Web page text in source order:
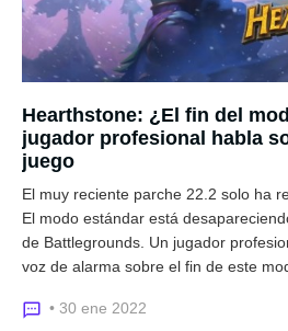
Hearthstone: ¿El fin del
jugador profesional habla
juego
El muy reciente parche 22.2 solo ha
El modo estándar está
de Battlegrounds. Un jugador
voz de alarma sobre el fin de este
• 30 ene 2022